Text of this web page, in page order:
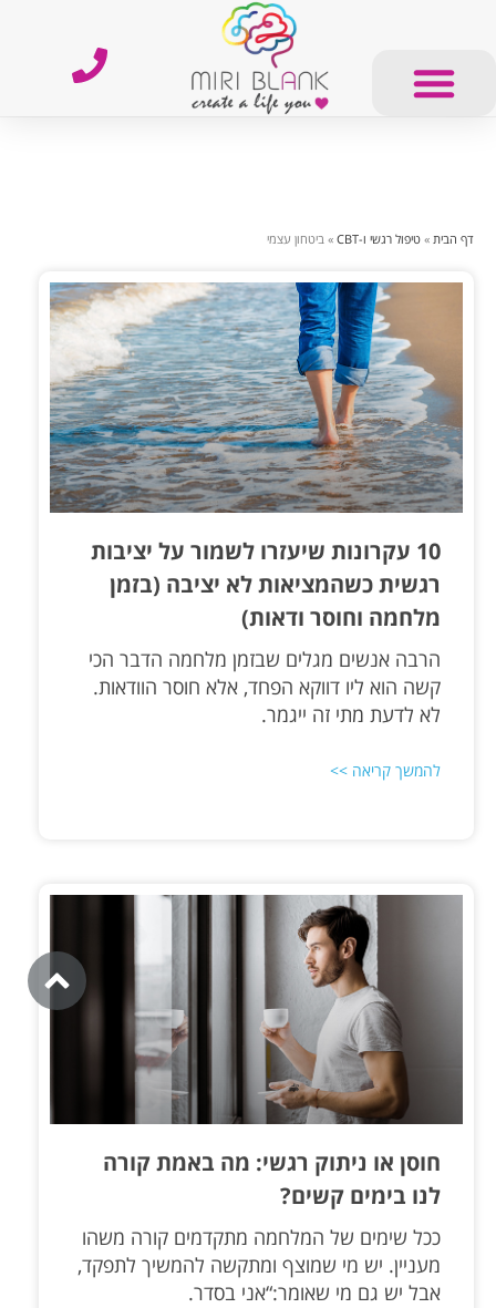
דף הבית » טיפול רגשי ו-CBT » ביטחון עצמי
10 עקרונות שיעזרו לשמור על יציבות
רגשית כשהמציאות לא יציבה (בזמן
מלחמה וחוסר ודאות)
הרבה אנשים מגלים שבזמן מלחמה הדבר הכי
קשה הוא ליו דווקא הפחד, אלא חוסר הוודאות.
לא לדעת מתי זה ייגמר.
להמשך קריאה >>
חוסן או ניתוק רגשי: מה באמת קורה
לנו בימים קשים?
ככל שימים של המלחמה מתקדמים קורה משהו
מעניין. יש מי שמוצף ומתקשה להמשיך לתפקד,
אבל יש גם מי שאומר:“אני בסדר.